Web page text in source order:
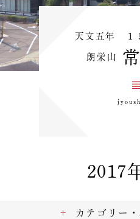
天文五年 １
朗栄山
2017
カテゴリー